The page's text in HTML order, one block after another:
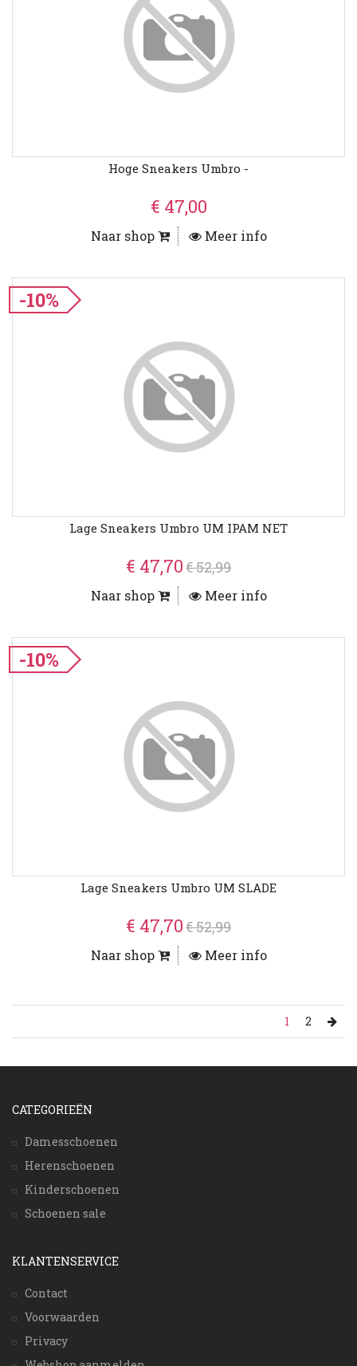
Hoge Sneakers Umbro -
€ 47,00
Naar shop Meer info
-10%
Lage Sneakers Umbro UM IPAM NET
€ 47,70€ 52,99
Naar shop Meer info
-10%
Lage Sneakers Umbro UM SLADE
€ 47,70€ 52,99
Naar shop Meer info
1 2
CATEGORIEËN
Damesschoenen
Herenschoenen
Kinderschoenen
Schoenen sale
KLANTENSERVICE
Contact
Voorwaarden
Privacy